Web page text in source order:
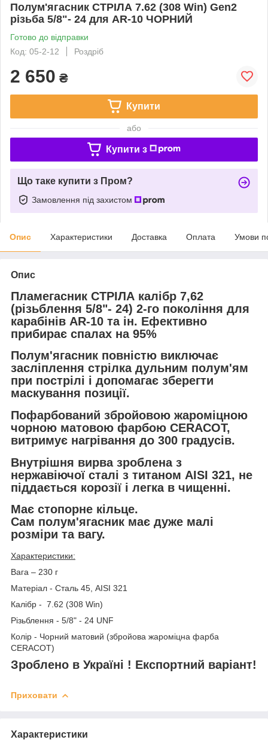
Полум'ягасник СТРІЛА 7.62 (308 Win) Gen2
різьба 5/8"- 24 для AR-10 ЧОРНИЙ
Готово до відправки
Код: 05-2-12
Роздріб
2 650 ₴
Купити
або
Купити з
Що таке купити з Пром?
Замовлення під захистом
Опис Характеристики Доставка Оплата Умови
Опис
Пламегасник СТРІЛА калібр 7,62
(різьблення 5/8"- 24) 2-го покоління для
карабінів AR-10 та ін. Ефективно
прибирає спалах на 95%
Полум'ягасник повністю виключає
засліплення стрілка дульним полум'ям
при пострілі і допомагає зберегти
маскування позиції.
Пофарбований збройовою жароміцною
чорною матовою фарбою CERACOT,
витримує нагрівання до 300 градусів.
Внутрішня вирва зроблена з
нержавіючої сталі з титаном AISI 321, не
піддається корозії і легка в чищенні.
Має стопорне кільце.
Сам полум'ягасник має дуже малі
розміри та вагу.
Характеристики:
Вага – 230 г
Матеріал - Сталь 45, AISI 321
Калібр - 7.62 (308 Win)
Різьблення - 5/8" - 24 UNF
Колір - Чорний матовий (збройова жароміцна фарба
CERACOT)
Зроблено в Україні ! Експортний варіант!
Приховати
Характеристики